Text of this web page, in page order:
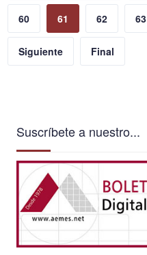
60 61 62 63
Siguiente Final
Suscríbete a nuestro...